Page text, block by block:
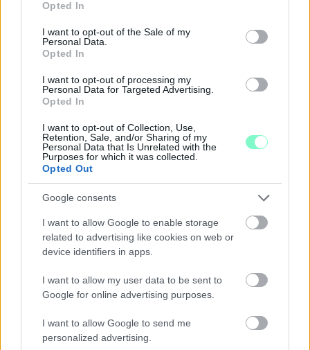
use your data for below specified purposes in below Google
consent section.
Opted In
I want to opt-out of the Sale of my
Personal Data.
Opted In
I want to opt-out of processing my
Personal Data for Targeted Advertising.
Opted In
I want to opt-out of Collection, Use,
Retention, Sale, and/or Sharing of my
Personal Data that Is Unrelated with the
Purposes for which it was collected.
Opted Out
Google consents
I want to allow Google to enable storage
related to advertising like cookies on web or
device identifiers in apps.
I want to allow my user data to be sent to
Google for online advertising purposes.
I want to allow Google to send me
personalized advertising.
A RÓMAIAKTÓL AZ AGYAGKATONÁKIG –
TÁRLATVEZETÉSEK, WORKSHOP ÉS
KÖZÖNSÉGTALÁLKOZÓ VÁRJA A LÁTOGATÓKAT A
GYŐRI RÓMER MÚZEUMBAN
hét második felére, a hőségriadó idején ráadásul a Várkazamata
– Kőtár is díjmentesen látogatható.